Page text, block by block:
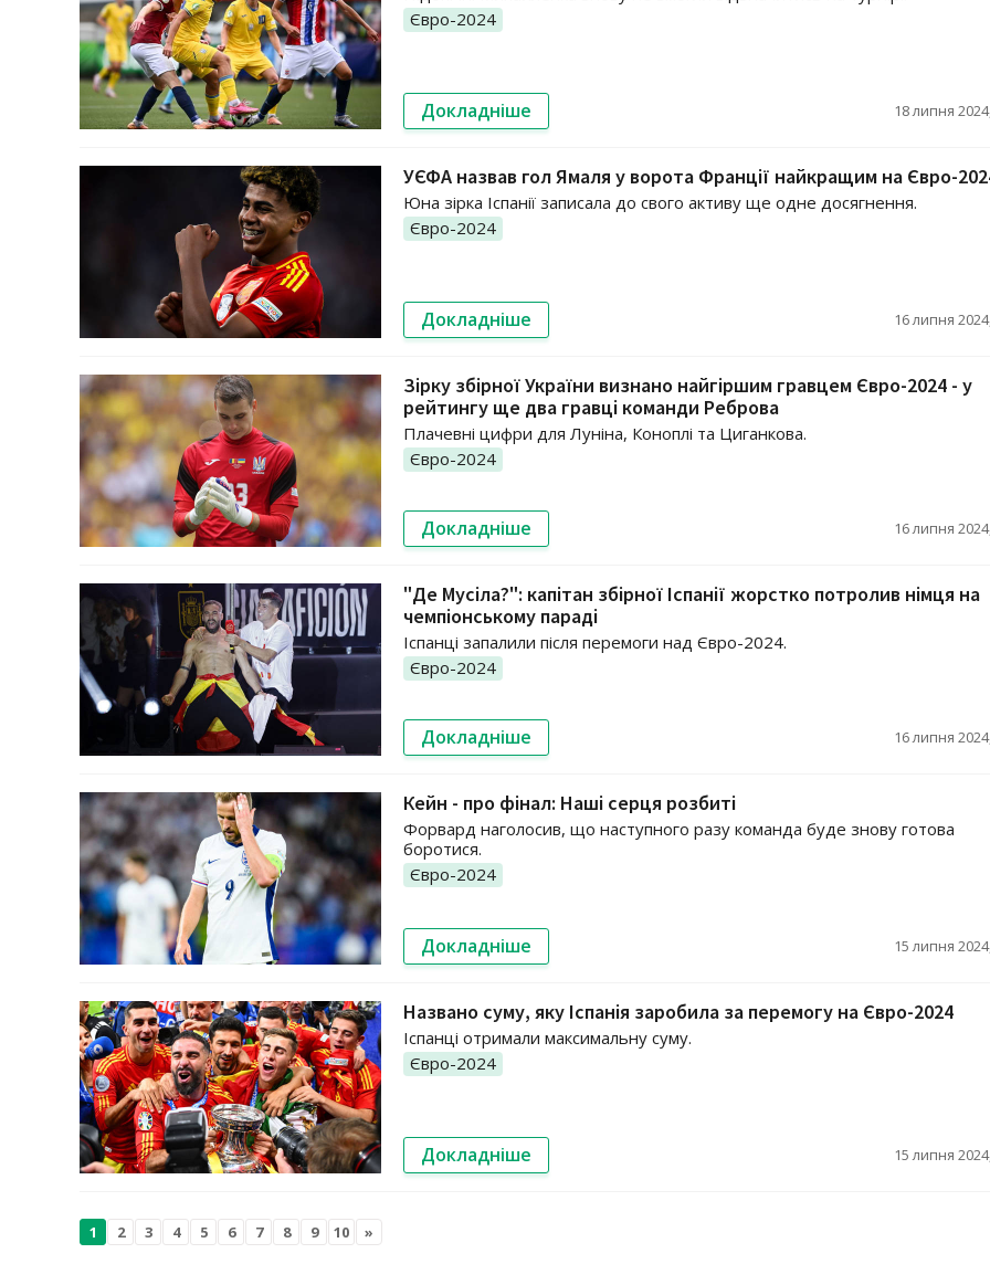
Євро-2024
Докладніше 18 липня
УЄФА назвав гол Ямаля у ворота Франції найкращим на Євро-
Юна зірка Іспанії записала до свого активу ще одне досягнення.
Євро-2024
Докладніше 16 липня
Зірку збірної України визнано найгіршим гравцем Євро-2024 - у
рейтингу ще два гравці команди Реброва
Плачевні цифри для Луніна, Коноплі та Циганкова.
Євро-2024
Докладніше 16 липня
"Де Мусіла?": капітан збірної Іспанії жорстко потролив німця на
чемпіонському параді
Іспанці запалили після перемоги над Євро-2024.
Євро-2024
Докладніше 16 липня
Кейн - про фінал: Наші серця розбиті
Форвард наголосив, що наступного разу команда буде знову готова
боротися.
Євро-2024
Докладніше 15 липня
Названо суму, яку Іспанія заробила за перемогу на Євро-2024
Іспанці отримали максимальну суму.
Євро-2024
Докладніше 15 липня
1 2 3 4 5 6 7 8 9 10 »